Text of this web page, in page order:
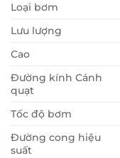
Loại bơm
Lưu lượng
Cao
Đường kính Cánh
quạt
Tốc độ bơm
Đường cong hiệu
suất